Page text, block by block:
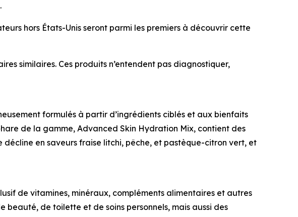
hors États-Unis seront parmi les premiers à découvrir cette
similaires. Ces produits n’entendent pas diagnostiquer,
formulés à partir d’ingrédients ciblés et aux bienfaits
de la gamme, Advanced Skin Hydration Mix, contient des
décline en saveurs fraise litchi, pêche, et pastèque-citron vert, et
de vitamines, minéraux, compléments alimentaires et autres
de toilette et de soins personnels, mais aussi des